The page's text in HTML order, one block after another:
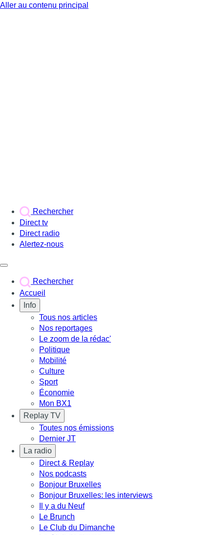
Aller au contenu principal
Rechercher
Direct tv
Direct radio
Alertez-nous
Rechercher
Accueil
Info
Tous nos articles
Nos reportages
Le zoom de la rédac'
Politique
Mobilité
Culture
Sport
Économie
Mon BX1
Replay TV
Toutes nos émissions
Dernier JT
La radio
Direct & Replay
Nos podcasts
Bonjour Bruxelles
Bonjour Bruxelles: les interviews
Il y a du Neuf
Le Brunch
Le Club du Dimanche